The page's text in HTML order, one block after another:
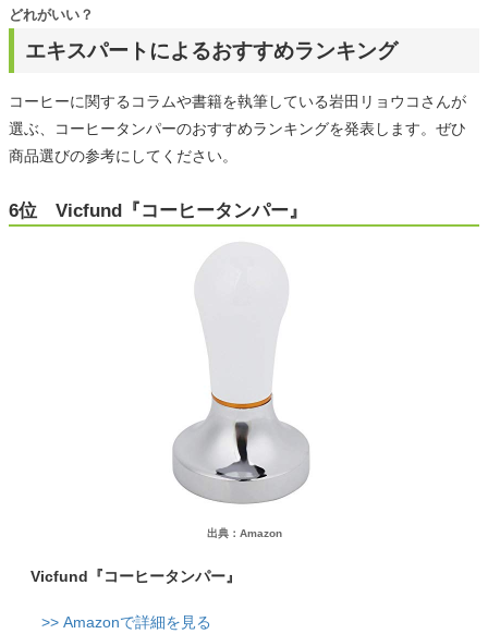
エキスパートによるおすすめランキング
どれがいい？
コーヒーに関するコラムや書籍を執筆している岩田リョウコさんが
選ぶ、コーヒータンパーのおすすめランキングを発表します。ぜひ
商品選びの参考にしてください。
6位 Vicfund『コーヒータンパー』
出典：Amazon
Vicfund『コーヒータンパー』
>> Amazonで詳細を見る